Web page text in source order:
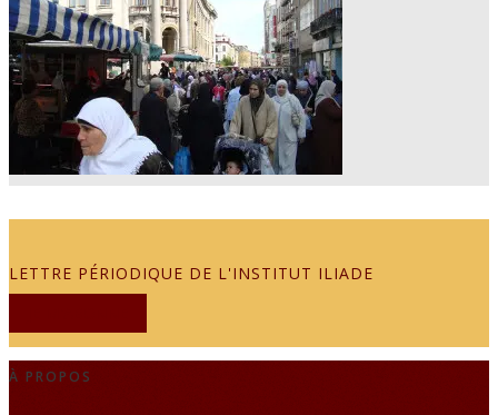
LETTRE PÉRIODIQUE DE L'INSTITUT ILIADE
À PROPOS